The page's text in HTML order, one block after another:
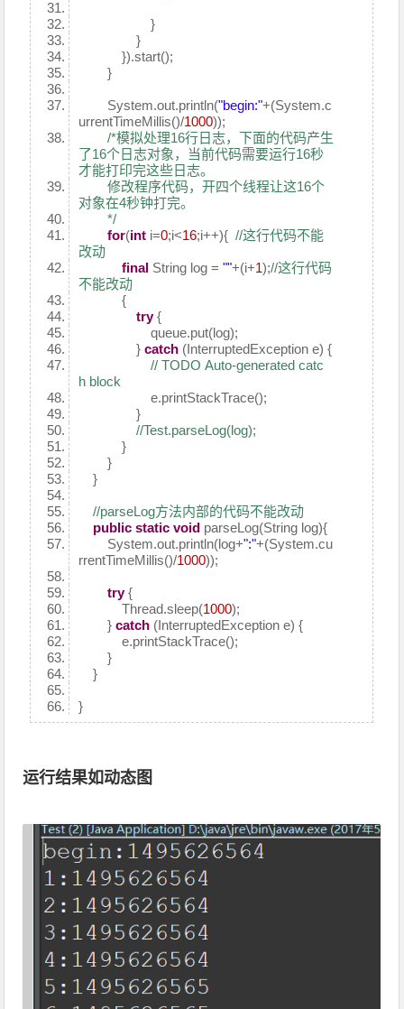
}
}
}).start();
}
System.out.println("begin:"+(System.c
urrentTimeMillis()/1000));
/*模拟处理16行日志，下面的代码产生
了16个日志对象，当前代码需要运行16秒
才能打印完这些日志。
修改程序代码，开四个线程让这16个
对象在4秒钟打完。
*/
for(int i=0;i<16;i++){//这行代码不能
改动
final String log =""+(i+1);//这行代码
不能改动
{
try{
queue.put(log);
}catch (InterruptedException e) {
// TODO Auto-generated catc
h block
e.printStackTrace();
}
//Test.parseLog(log);
}
}
}
//parseLog方法内部的代码不能改动
public static void parseLog(String log){
System.out.println(log+":"+(System.cu
rrentTimeMillis()/1000));
try{
Thread.sleep(1000);
}catch (InterruptedException e) {
e.printStackTrace();
}
}
}
运行结果如动态图